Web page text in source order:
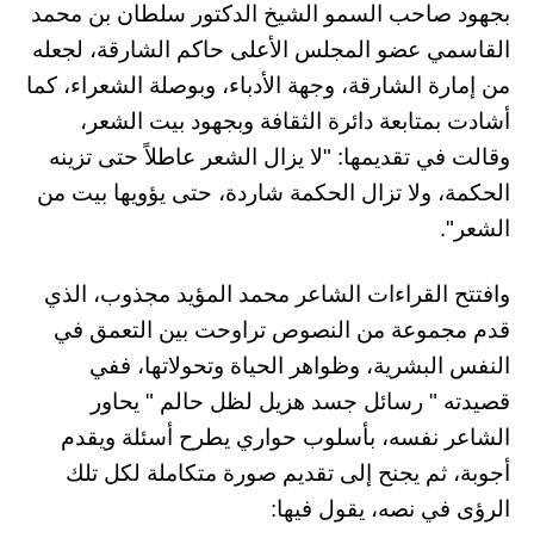
بجهود صاحب السمو الشيخ الدكتور سلطان بن محمد
القاسمي عضو المجلس الأعلى حاكم الشارقة، لجعله
من إمارة الشارقة، وجهة الأدباء، وبوصلة الشعراء، كما
أشادت بمتابعة دائرة الثقافة وبجهود بيت الشعر،
وقالت في تقديمها: "لا يزال الشعر عاطلاً حتى تزينه
الحكمة، ولا تزال الحكمة شاردة، حتى يؤويها بيت من
الشعر".
وافتتح القراءات الشاعر محمد المؤيد مجذوب، الذي
قدم مجموعة من النصوص تراوحت بين التعمق في
النفس البشرية، وظواهر الحياة وتحولاتها، ففي
قصيدته " رسائل جسد هزيل لظل حالم " يحاور
الشاعر نفسه، بأسلوب حواري يطرح أسئلة ويقدم
أجوبة، ثم يجنح إلى تقديم صورة متكاملة لكل تلك
الرؤى في نصه، يقول فيها: